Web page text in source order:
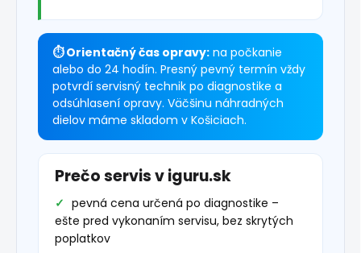
⏱ Orientačný čas opravy: na počkanie
alebo do 24 hodín. Presný pevný termín vždy
potvrdí servisný technik po diagnostike a
odsúhlasení opravy. Väčšinu náhradných
dielov máme skladom v Košiciach.
Prečo servis v iguru.sk
pevná cena určená po diagnostike –
ešte pred vykonaním servisu, bez skrytých
poplatkov